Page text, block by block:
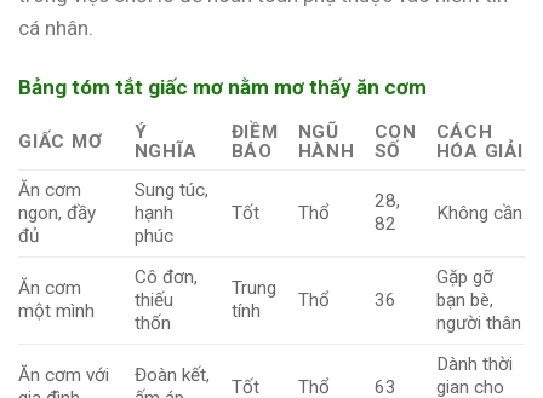
cá nhân.
Bảng tóm tắt giấc mơ nằm mơ thấy ăn cơm
GIẤC MƠ
Ý
NGHĨA
ĐIỀM
BÁO
NGŨ
HÀNH
CON
SỐ
CÁCH
HÓA GIẢI
Ăn cơm
ngon, đầy
đủ
Sung túc,
hạnh
phúc
Tốt Thổ
28,
82
Không cần
Ăn cơm
một mình
Cô đơn,
thiếu
thốn
Trung
tính
Thổ 36
Gặp gỡ
bạn bè,
người thân
Ăn cơm với
Đoàn kết,
Tốt Thổ 63
Dành thời
gian cho